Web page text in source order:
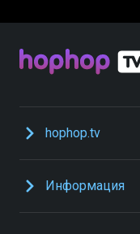
hophop.tv
Информация